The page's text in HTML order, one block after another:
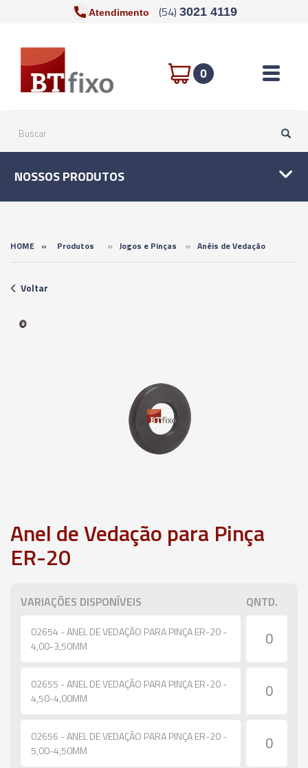
Atendimento (54) 3021 4119
0 Toggle
NOSSOS PRODUTOS
HOME » Produtos » Jogos e Pinças » Anéis de Vedação
Voltar
Anel de Vedação para Pinça
ER-20
VARIAÇÕES DISPONÍVEIS QNTD.
02654 - ANEL DE VEDAÇÃO PARA PINÇA ER-20 -
4,00-3,50MM
02655 - ANEL DE VEDAÇÃO PARA PINÇA ER-20 -
4,50-4,00MM
02656 - ANEL DE VEDAÇÃO PARA PINÇA ER-20 -
5,00-4,50MM